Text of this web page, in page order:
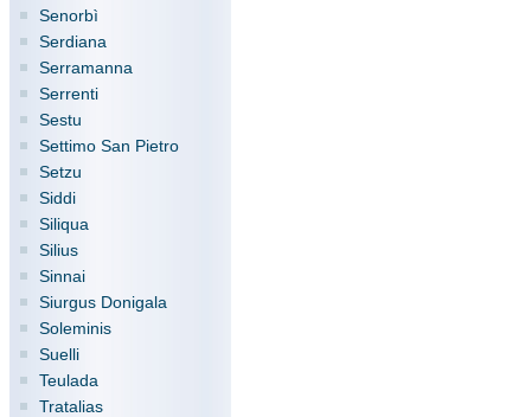
Senorbì
Serdiana
Serramanna
Serrenti
Sestu
Settimo San Pietro
Setzu
Siddi
Siliqua
Silius
Sinnai
Siurgus Donigala
Soleminis
Suelli
Teulada
Tratalias